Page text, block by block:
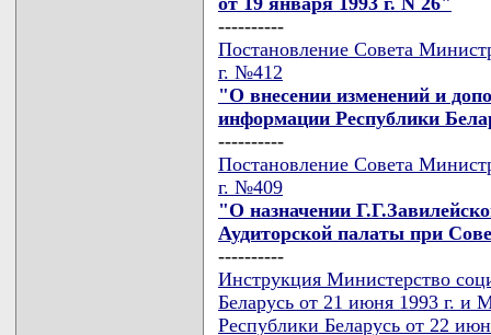
----------
Постановление Совета
г. №412
"О внесении изменений и
информации Республики
----------
Постановление Совета
г. №409
"О назначении
Аудиторской палаты при
----------
Инструкция Министерство
Беларусь от 21 июня 1993 г. и
Республики Беларусь от 22